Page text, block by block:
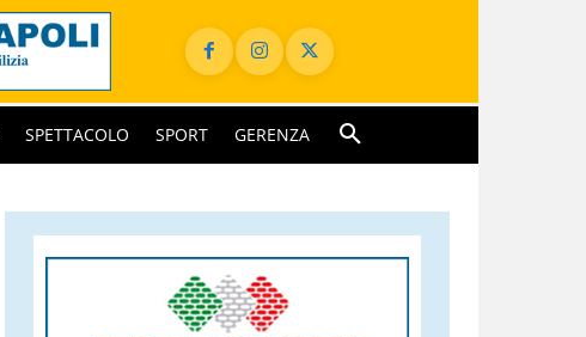
SPETTACOLO SPORT GERENZA